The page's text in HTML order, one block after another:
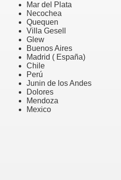
Mar del Plata
Necochea
Quequen
Villa Gesell
Glew
Buenos Aires
Madrid ( España)
Chile
Perú
Junin de los Andes
Dolores
Mendoza
Mexico